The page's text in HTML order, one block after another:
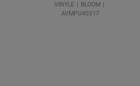
VINYLE
BLOOM
AVMPU40317